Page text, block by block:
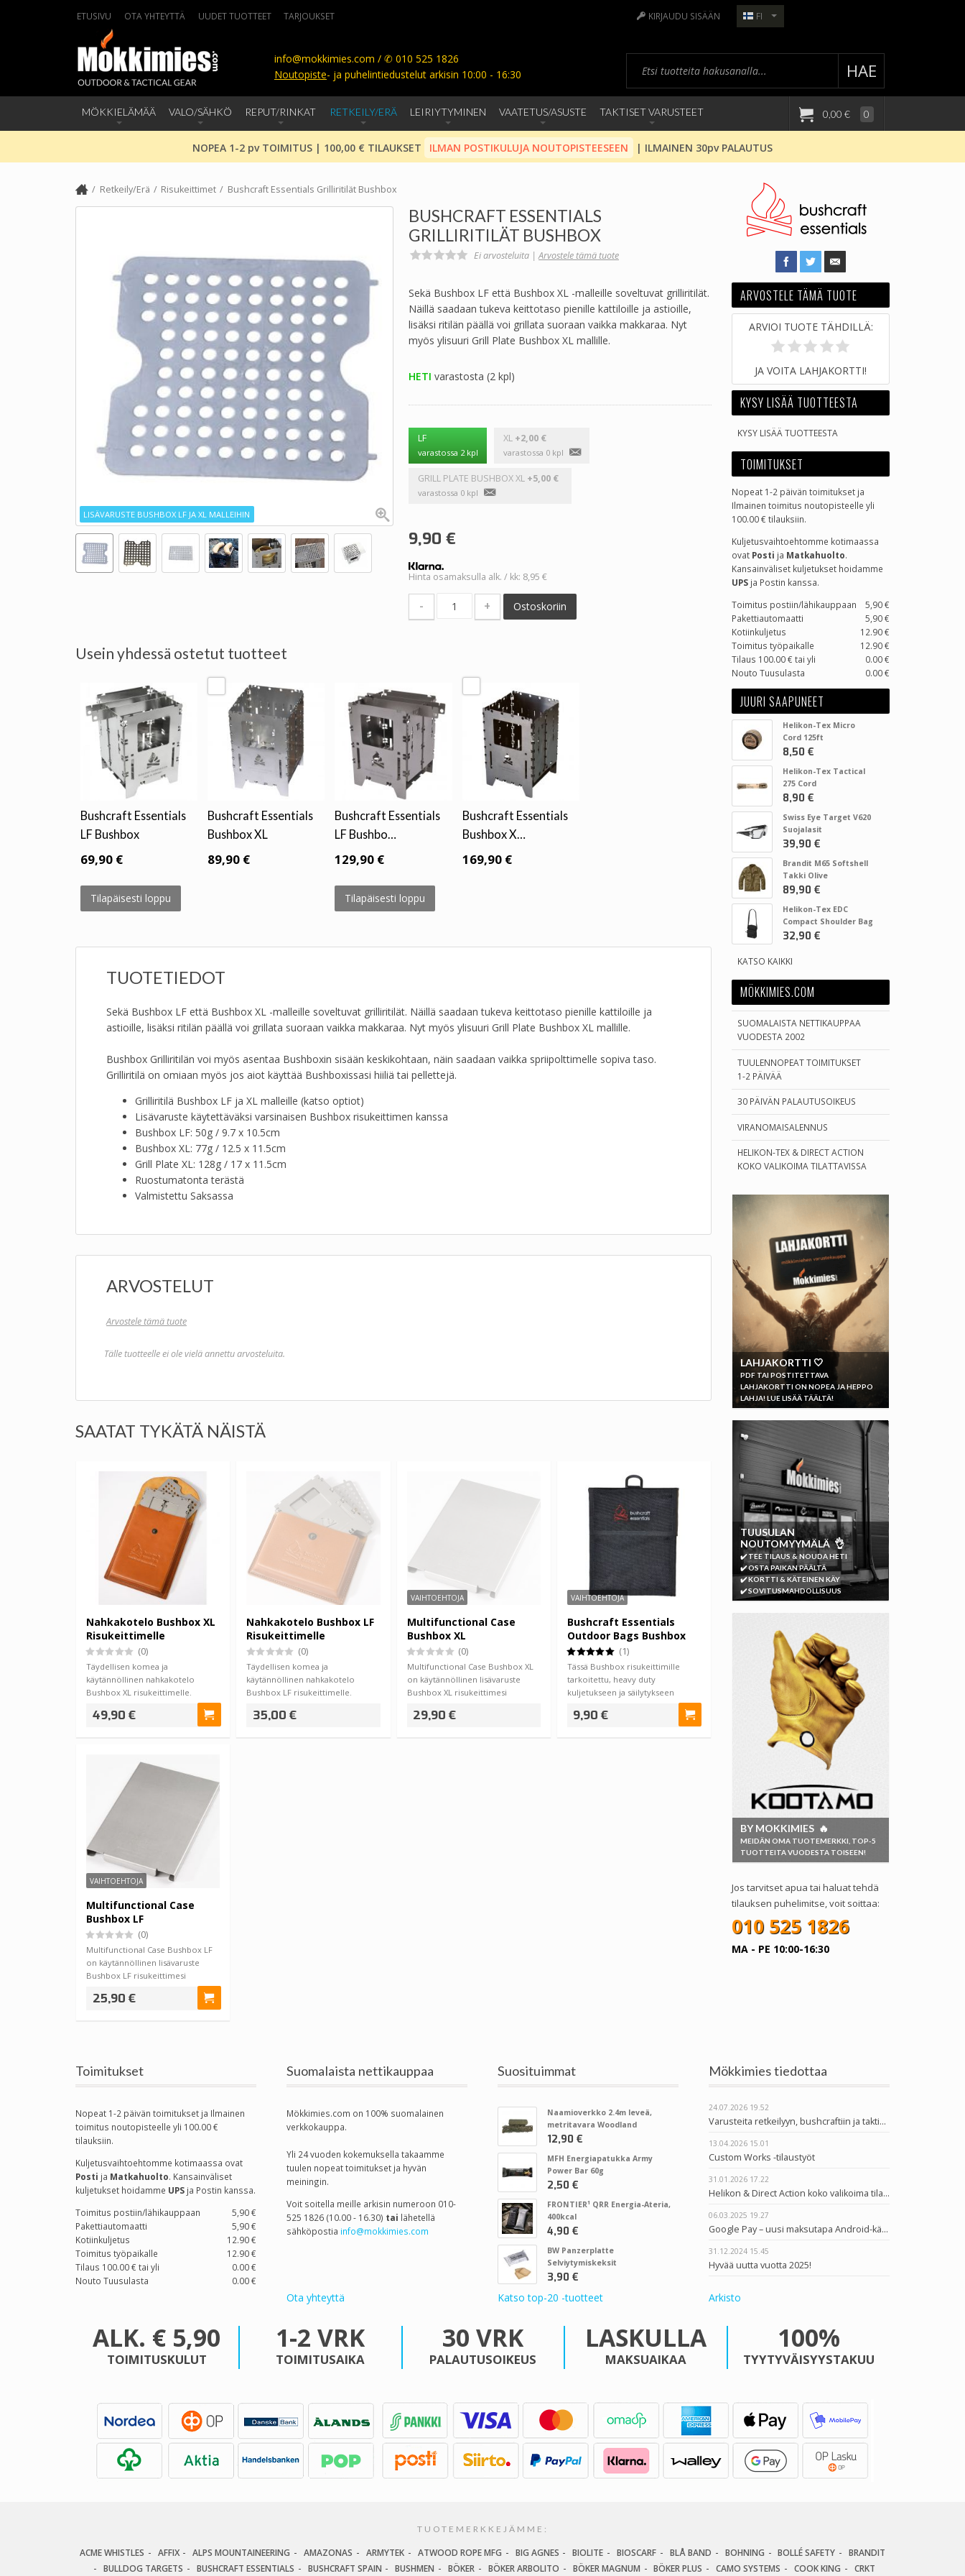
ETUSIVU OTA YHTEYTTÄ UUDET TUOTTEET TARJOUKSET KIRJAUDU SISÄÄN
info@mokkimies.com / ✆ 010 525 1826
Noutopiste- ja puhelintiedustelut arkisin 10:00 - 16:30 HAE
FI
MÖKKIELÄMÄÄ VALO/SÄHKÖ REPUT/RINKAT RETKEILY/ERÄ LEIRIYTYMINEN VAATETUS/ASUSTE TAKTISET VARUSTEET 0,00 € 0
NOPEA 1-2 pv TOIMITUS | 100,00 € TILAUKSET ILMAN POSTIKULUJA NOUTOPISTEESEEN | ILMAINEN 30pv PALAUTUS
Retkeily/Erä Risukeittimet Bushcraft Essentials Grilliritilät Bushbox
BUSHCRAFT ESSENTIALS
GRILLIRITILÄT BUSHBOX
Ei arvosteluita |Arvostele tämä tuote
LISÄVARUSTE BUSHBOX LF JA XL MALLEIHIN
Sekä Bushbox LF että Bushbox XL -malleille soveltuvat grilliritilät.
Näillä saadaan tukeva keittotaso pienille kattiloille ja astioille,
lisäksi ritilän päällä voi grillata suoraan vaikka makkaraa. Nyt
myös ylisuuri Grill Plate Bushbox XL mallille.
HETI varastosta (2 kpl)
LF
varastossa 2 kpl
XL +2,00 €
varastossa 0 kpl
GRILL PLATE BUSHBOX XL +5,00 €
varastossa 0 kpl
9,90 €
Hinta osamaksulla alk. / kk: 8,95 €
- + Ostoskoriin
Usein yhdessä ostetut tuotteet
Bushcraft Essentials
LF Bushbox
69,90 €
Tilapäisesti loppu
Bushcraft Essentials
Bushbox XL
89,90 €
Bushcraft Essentials
LF Bushbo…
129,90 €
Tilapäisesti loppu
Bushcraft Essentials
Bushbox X…
169,90 €
TUOTETIEDOT
Sekä Bushbox LF että Bushbox XL -malleille soveltuvat grilliritilät. Näillä saadaan tukeva keittotaso pienille kattiloille ja
astioille, lisäksi ritilän päällä voi grillata suoraan vaikka makkaraa. Nyt myös ylisuuri Grill Plate Bushbox XL mallille.
Bushbox Grilliritilän voi myös asentaa Bushboxin sisään keskikohtaan, näin saadaan vaikka spriipolttimelle sopiva taso.
Grilliritilä on omiaan myös jos aiot käyttää Bushboxissasi hiiliä tai pellettejä.
Grilliritilä Bushbox LF ja XL malleille (katso optiot)
Lisävaruste käytettäväksi varsinaisen Bushbox risukeittimen kanssa
Bushbox LF: 50g / 9.7 x 10.5cm
Bushbox XL: 77g / 12.5 x 11.5cm
Grill Plate XL: 128g / 17 x 11.5cm
Ruostumatonta terästä
Valmistettu Saksassa
ARVOSTELUT
Arvostele tämä tuote
Tälle tuotteelle ei ole vielä annettu arvosteluita.
SAATAT TYKÄTÄ NÄISTÄ
Nahkakotelo Bushbox XL
Risukeittimelle
(0)
Täydellisen komea ja
käytännöllinen nahkakotelo
Bushbox XL risukeittimelle.
49,90 €
Nahkakotelo Bushbox LF
Risukeittimelle
(0)
Täydellisen komea ja
käytännöllinen nahkakotelo
Bushbox LF risukeittimelle.
35,00 €
VAIHTOEHTOJA
Multifunctional Case
Bushbox XL
(0)
Multifunctional Case Bushbox XL
on käytännöllinen lisävaruste
Bushbox XL risukeittimesi
29,90 €
VAIHTOEHTOJA
Bushcraft Essentials
Outdoor Bags Bushbox
(1)
Tässä Bushbox risukeittimille
tarkoitettu, heavy duty
kuljetukseen ja säilytykseen
9,90 €
VAIHTOEHTOJA
Multifunctional Case
Bushbox LF
(0)
Multifunctional Case Bushbox LF
on käytännöllinen lisävaruste
Bushbox LF risukeittimesi
25,90 €
ARVOSTELE TÄMÄ TUOTE
ARVIOI TUOTE TÄHDILLÄ:
JA VOITA LAHJAKORTTI!
KYSY LISÄÄ TUOTTEESTA
KYSY LISÄÄ TUOTTEESTA
TOIMITUKSET
Nopeat 1-2 päivän toimitukset ja
Ilmainen toimitus noutopisteelle yli
100.00 € tilauksiin.
Kuljetusvaihtoehtomme kotimaassa
ovat Posti ja Matkahuolto.
Kansainväliset kuljetukset hoidamme
UPS ja Postin kanssa.
Toimitus postiin/lähikauppaan
5,90 €
Pakettiautomaatti
5,90 €
Kotiinkuljetus
12.90 €
Toimitus työpaikalle
12.90 €
Tilaus 100.00 € tai yli
0.00 €
Nouto Tuusulasta
0.00 €
JUURI SAAPUNEET
Helikon-Tex Micro
Cord 125ft
8,50 €
Helikon-Tex Tactical
275 Cord
8,90 €
Swiss Eye Target V620
Suojalasit
39,90 €
Brandit M65 Softshell
Takki Olive
89,90 €
Helikon-Tex EDC
Compact Shoulder Bag
32,90 €
KATSO KAIKKI
MÖKKIMIES.COM
SUOMALAISTA NETTIKAUPPAA
VUODESTA 2002
TUULENNOPEAT TOIMITUKSET
1-2 PÄIVÄÄ
30 PÄIVÄN PALAUTUSOIKEUS
VIRANOMAISALENNUS
HELIKON-TEX & DIRECT ACTION
KOKO VALIKOIMA TILATTAVISSA
LAHJAKORTTI 🤍
PDF TAI POSTITETTAVA
LAHJAKORTTI ON NOPEA JA HEPPO
LAHJA! LUE LISÄÄ TÄÄLTÄ!
TUUSULAN
NOUTOMYYMÄLÄ 👌
✔️ TEE TILAUS & NOUDA HETI
✔️ OSTA PAIKAN PÄÄLTÄ
✔️ KORTTI & KÄTEINEN KÄY
✔️ SOVITUSMAHDOLLISUUS
BY MOKKIMIES 🔥
MEIDÄN OMA TUOTEMERKKI, TOP-5
TUOTTEITA VUODESTA TOISEEN!
Jos tarvitset apua tai haluat tehdä
tilauksen puhelimitse, voit soittaa:
010 525 1826
MA - PE 10:00-16:30
Toimitukset
Nopeat 1-2 päivän toimitukset ja Ilmainen
toimitus noutopisteelle yli 100.00 €
tilauksiin.
Kuljetusvaihtoehtomme kotimaassa ovat
Posti ja Matkahuolto. Kansainväliset
kuljetukset hoidamme UPS ja Postin kanssa.
Toimitus postiin/lähikauppaan
5,90 €
Pakettiautomaatti
5,90 €
Kotiinkuljetus
12.90 €
Toimitus työpaikalle
12.90 €
Tilaus 100.00 € tai yli
0.00 €
Nouto Tuusulasta
0.00 €
Suomalaista nettikauppaa
Mökkimies.com on 100% suomalainen
verkkokauppa.
Yli 24 vuoden kokemuksella takaamme
tuulen nopeat toimitukset ja hyvän
meiningin.
Voit soitella meille arkisin numeroon 010-
525 1826 (10.00 - 16.30) tai lähetellä
sähköpostia info@mokkimies.com
Ota yhteyttä
Suosituimmat
Naamioverkko 2.4m leveä,
metritavara Woodland
12,90 €
MFH Energiapatukka Army
Power Bar 60g
2,50 €
FRONTIER¹ QRR Energia-Ateria,
400kcal
4,90 €
BW Panzerplatte
Selviytymiskeksit
3,90 €
Katso top-20 -tuotteet
Mökkimies tiedottaa
24.07.2026 19.52
Varusteita retkeilyyn, bushcraftiin ja taktiseen käyttöön
13.04.2026 15.01
Custom Works -tilaustyöt
31.01.2026 17.22
Helikon & Direct Action koko valikoima tilattavissa
06.03.2025 19.27
Google Pay – uusi maksutapa Android-käyttäjille
31.12.2024 15.45
Hyvää uutta vuotta 2025!
Arkisto
ALK. € 5,90
TOIMITUSKULUT
1-2 VRK
TOIMITUSAIKA
30 VRK
PALAUTUSOIKEUS
LASKULLA
MAKSUAIKAA
100%
TYYTYVÄISYYSTAKUU
TUOTEMERKKEJÄMME:
ACME WHISTLES AFFIX ALPS MOUNTAINEERING AMAZONAS ARMYTEK ATWOOD ROPE MFG BIG AGNES BIOLITE BIOSCARF BLÅ BAND BOHNING BOLLÉ SAFETY
BRANDIT
BULLDOG TARGETS
BUSHCRAFT ESSENTIALS BUSHCRAFT SPAIN BUSHMEN BÖKER BÖKER ARBOLITO BÖKER MAGNUM BÖKER PLUS CAMO SYSTEMS COOK KING CRKT